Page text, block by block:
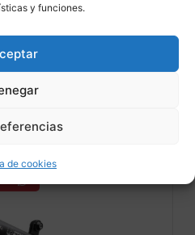
y funciones.
de cookies